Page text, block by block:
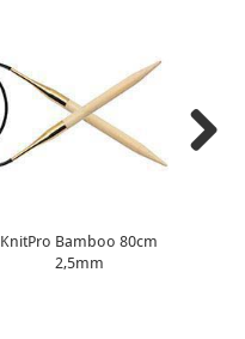
KnitPro Bamboo 80cm
2,5mm